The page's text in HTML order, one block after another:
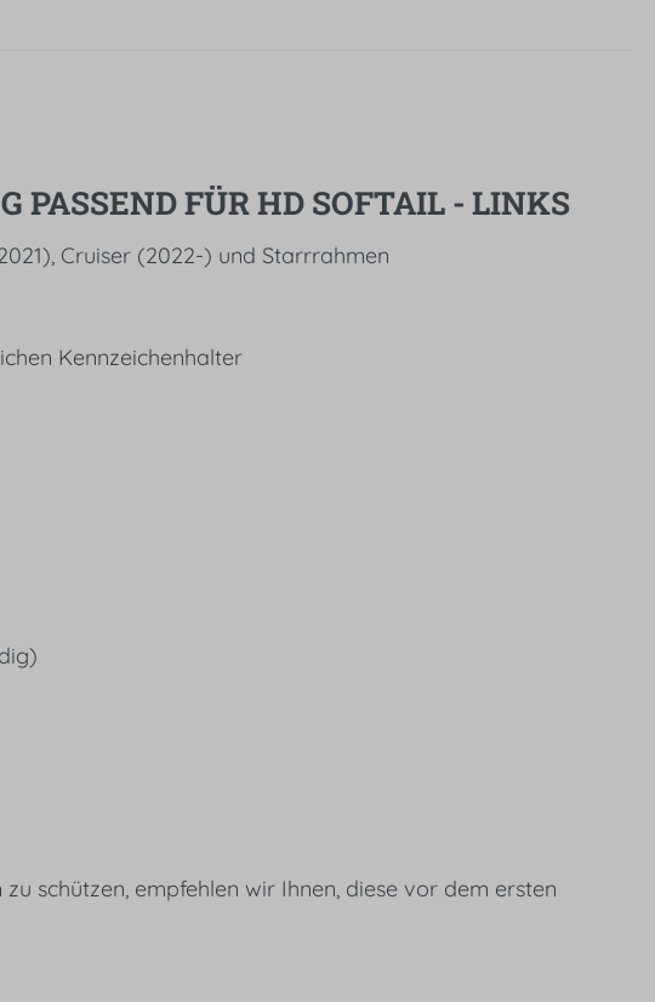
PASSEND FÜR HD SOFTAIL - LINKS
Cruiser (2022-) und Starrrahmen
Kennzeichenhalter
schützen, empfehlen wir Ihnen, diese vor dem ersten